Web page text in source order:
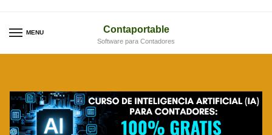
to
to
MENU Contaportable
Software para Contadores